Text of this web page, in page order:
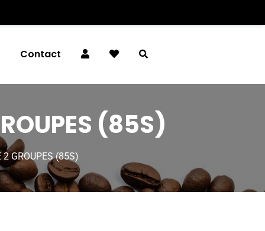
Contact
(85S)
GROUPES (85S)